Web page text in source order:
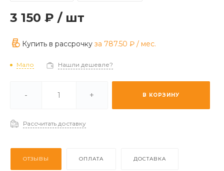
3 150 ₽ / шт
Купить в рассрочку за 787.50 ₽ / мес.
Мало Нашли дешевле?
- + В КОРЗИНУ
Рассчитать доставку
ОТЗЫВЫ ОПЛАТА ДОСТАВКА